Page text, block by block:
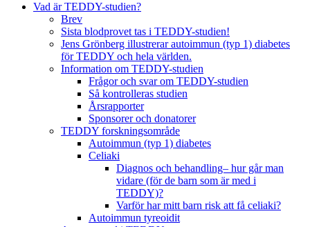
Vad är TEDDY-studien?
Brev
Sista blodprovet tas i TEDDY-studien!
Jens Grönberg illustrerar autoimmun (typ 1) diabetes
för TEDDY och hela världen.
Information om TEDDY-studien
Frågor och svar om TEDDY-studien
Så kontrolleras studien
Årsrapporter
Sponsorer och donatorer
TEDDY forskningsområde
Autoimmun (typ 1) diabetes
Celiaki
Diagnos och behandling– hur går man
vidare (för de barn som är med i
TEDDY)?
Varför har mitt barn risk att få celiaki?
Autoimmun tyreoidit